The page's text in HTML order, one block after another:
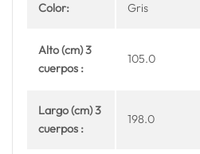
Color: Gris
Alto (cm) 3
cuerpos :
105.0
Largo (cm) 3
cuerpos :
198.0